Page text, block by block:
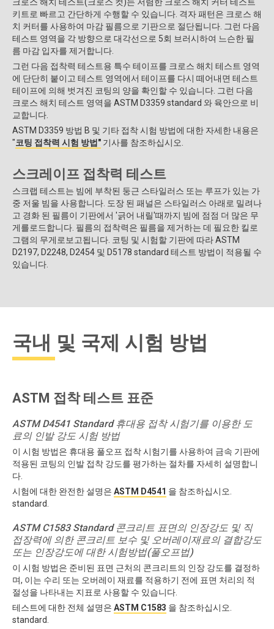
크로스 해치 테스트(크로스 컷)는 저렴한 크로스 해치 커터 테스트
키트로 빠르고 간단하게 수행할 수 있습니다. 격자 패턴은 크로스 해
치 커터를 사용하여 마감 필름으로 기판으로 절단됩니다. 그런 다음
테스트 영역을 각 방향으로 대각선으로 5회 브러시하여 느슨한 필
름 마감 입자를 제거합니다.
그런 다음 접착력 테스트용 특수 테이프를 크로스 해치 테스트 영역
에 단단히 붙이고 테스트 영역에서 테이프를 다시 떼어내면 테스트
테이프에 의해 벗겨진 코팅의 양을 확인할 수 있습니다. 그런 다음
크로스 해치 테스트 영역을 ASTM D3359 standard 와 육안으로 비
교합니다.
ASTM D3359 방법 B 및 기타 접착 시험 방법에 대한 자세한 내용은
"코팅 접착력 시험 방법" 기사를 참조하십시오.
스크레이프 접착력 테스트
스크랩 테스트는 빔에 부착된 둥근 스타일러스 또는 루프가 있는 가
중 저울 빔을 사용합니다. 도장 된 패널은 스타일러스 아래로 밀려나
고 경화 된 필름이 기판에서 '긁어 내릴'때까지 빔에 점점 더 많은 무
게를로드합니다. 필름의 접착력은 필름을 제거하는 데 필요한 킬로
그램의 무게로보고됩니다. 코팅 및 시험할 기판에 따라 ASTM
D2197, D2248, D2454 및 D5178 standard 테스트 방법이 적용될 수
있습니다.
국내 및 국제 시험 방법
ASTM 접착 테스트 표준
ASTM D4541 Standard 휴대용 접착 시험기를 이용한 도
료의 인발 강도 시험 방법
이 시험 방법은 휴대용 풀오프 접착 시험기를 사용하여 금속 기판에
적용된 코팅의 인발 접착 강도를 평가하는 절차를 자세히 설명합니
다.
시험에 대한 완전한 설명은 ASTM D4541 을 참조하십시오.
standard.
ASTM C1583 Standard 콘크리트 표면의 인장강도 및 직
접장력에 의한 콘크리트 보수 및 오버레이재료의 결합강도
또는 인장강도에 대한 시험방법(풀오프법)
이 시험 방법은 준비된 표면 근처의 콘크리트의 인장 강도를 결정하
며, 이는 수리 또는 오버레이 재료를 적용하기 전에 표면 처리의 적
절성을 나타내는 지표로 사용할 수 있습니다.
테스트에 대한 전체 설명은 ASTM C1583 을 참조하십시오.
standard.